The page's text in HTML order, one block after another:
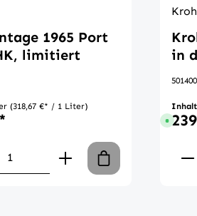
Wert ein oder
1965 Port
limitiert
(318,67 €* / 1 Liter)
Lieferzeit: 1-3 Tage
Anzahl: Gib den
in
Sofort